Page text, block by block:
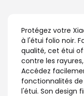
Protégez votre
à l'étui folio noir.
qualité, cet étui
contre les
Accédez
fonctionnalités
l'étui. Son design